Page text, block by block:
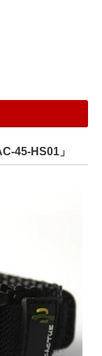
45-HS01」